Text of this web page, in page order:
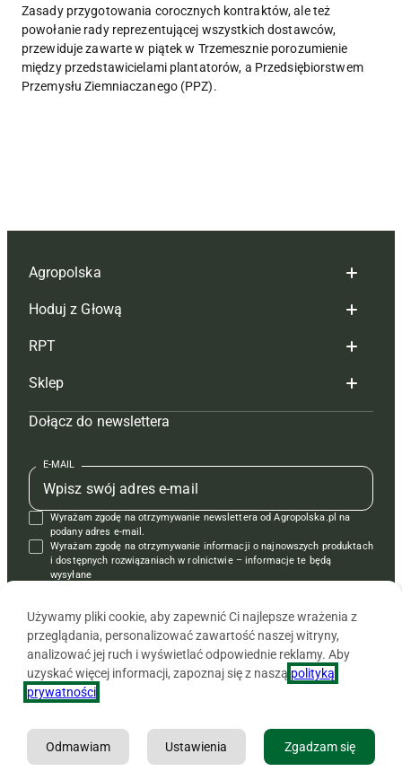
Zasady przygotowania corocznych kontraktów, ale też
powołanie rady reprezentującej wszystkich dostawców,
przewiduje zawarte w piątek w Trzemesznie porozumienie
między przedstawicielami plantatorów, a Przedsiębiorstwem
Przemysłu Ziemniaczanego (PPZ).
Agropolska
Redakcja
Reklama
Tagi
Mapa serwisu
Kontakt
Regulamin
Polityka prywatności
Hoduj z Głową
Hoduj z głową bydło
Hoduj z głową świnie
Prenumerata
Redakcja
Kontakt
Reklama
RPT
Redakcja
Prenumerata
Reklama
Kontakt
Krzyżówki
Sklep
Czasopisma i prenumerata
Książki
Regulamin
Dołącz do newslettera
E-MAIL
Wyrażam zgodę na otrzymywanie newslettera od Agropolska.pl na
podany adres e-mail.
Wyrażam zgodę na otrzymywanie informacji o najnowszych produktach
i dostępnych rozwiązaniach w rolnictwie – informacje te będą
wysyłane
Copyright © 2026 Agencja Promocji Rolnictwa i Agrobiznesu APRA
Używamy pliki cookie, aby zapewnić Ci najlepsze wrażenia z
przeglądania, personalizować zawartość naszej witryny,
analizować jej ruch i wyświetlać odpowiednie reklamy. Aby
uzyskać więcej informacji, zapoznaj się z naszą polityką
prywatności
Zgadzam się
Ustawienia
Odmawiam